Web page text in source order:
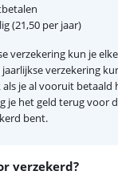
verzekerd?
(21,50 per jaar)
verzekering kun je
verzekering
je al vooruit betaald
je het geld terug voor
bent.